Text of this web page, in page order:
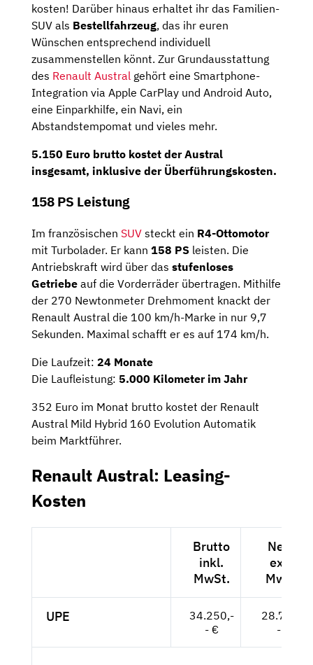
kosten! Darüber hinaus erhaltet ihr das Familien-
SUV als Bestellfahrzeug, das ihr euren
Wünschen entsprechend individuell
zusammenstellen könnt. Zur Grundausstattung
des Renault Austral gehört eine Smartphone-
Integration via Apple CarPlay und Android Auto,
eine Einparkhilfe, ein Navi, ein
Abstandstempomat und vieles mehr.
5.150 Euro brutto kostet der Austral
insgesamt, inklusive der Überführungskosten.
158 PS Leistung
Im französischen SUV steckt ein R4-Ottomotor
mit Turbolader. Er kann 158 PS leisten. Die
Antriebskraft wird über das stufenloses
Getriebe auf die Vorderräder übertragen. Mithilfe
der 270 Newtonmeter Drehmoment knackt der
Renault Austral die 100 km/h-Marke in nur 9,7
Sekunden. Maximal schafft er es auf 174 km/h.
Die Laufzeit: 24 Monate
Die Laufleistung: 5.000 Kilometer im Jahr
352 Euro im Monat brutto kostet der Renault
Austral Mild Hybrid 160 Evolution Automatik
beim Marktführer.
Renault Austral: Leasing-
Kosten
Brutto
inkl.
MwSt.
Netto
exkl.
MwSt.
UPE
34.250,-
- €
28.782,-
- €